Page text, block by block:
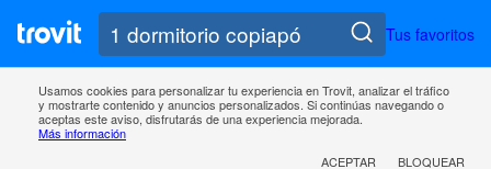
Tus favoritos
Usamos cookies para personalizar tu experiencia en Trovit, analizar el tráfico
y mostrarte contenido y anuncios personalizados. Si continúas navegando o
aceptas este aviso, disfrutarás de una experiencia mejorada.
Más información
ACEPTAR
BLOQUEAR